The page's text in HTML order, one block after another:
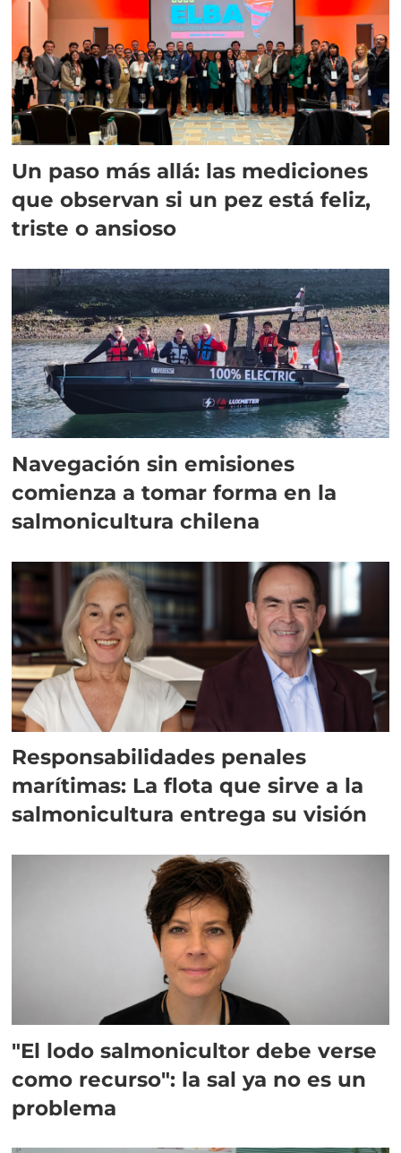
Un paso más allá: las mediciones
que observan si un pez está feliz,
triste o ansioso
Navegación sin emisiones
comienza a tomar forma en la
salmonicultura chilena
Responsabilidades penales
marítimas: La flota que sirve a la
salmonicultura entrega su visión
"El lodo salmonicultor debe verse
como recurso": la sal ya no es un
problema